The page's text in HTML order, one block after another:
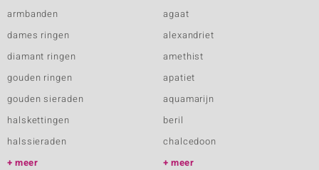
armbanden
dames ringen
diamant ringen
gouden ringen
gouden sieraden
halskettingen
halssieraden
meer
agaat
alexandriet
amethist
apatiet
aquamarijn
beril
chalcedoon
meer